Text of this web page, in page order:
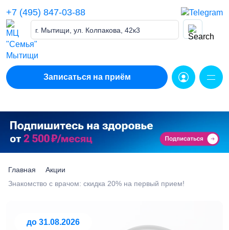
content
+7 (495) 847-03-88
г. Мытищи, ул. Колпакова, 42к3
Записаться на приём
Главная
Акции
Знакомство с врачом: скидка 20% на первый прием!
до 31.08.2026